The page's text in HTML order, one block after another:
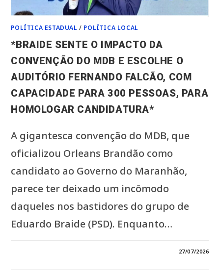
PREFEITO
JOÃOZINHO
PAVÃO,
MUNICÍPIO
SEDIA
DE
GESTORES
E
REFORÇA
PARA
TRANSFORMAR
O
POTENCIAL
DA
REGIÃO
RENDA
E
NOVAS
OPORTUNIDADES*
POLÍTICA ESTADUAL / POLÍTICA LOCAL
*BRAIDE SENTE O IMPACTO DA
CONVENÇÃO DO MDB E ESCOLHE O
AUDITÓRIO FERNANDO FALCÃO, COM
CAPACIDADE PARA 300 PESSOAS, PARA
HOMOLOGAR CANDIDATURA*
A gigantesca convenção do MDB, que
oficializou Orleans Brandão como
candidato ao Governo do Maranhão,
parece ter deixado um incômodo
daqueles nos bastidores do grupo de
Eduardo Braide (PSD). Enquanto…
27/07/2026